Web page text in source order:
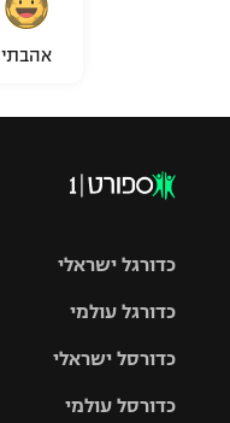
אהבתי
כדורגל ישראלי
כדורגל עולמי
האלופות
כדורסל ישראלי
כדורסל עולמי